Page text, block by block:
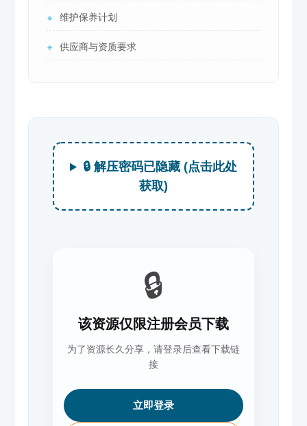
🔹 维护保养计划
🔹 供应商与资质要求
🔒 解压密码已隐藏 (点击此处
获取)
🔒
该资源仅限注册会员下载
为了资源长久分享，请登录后查看下载链
接
立即登录